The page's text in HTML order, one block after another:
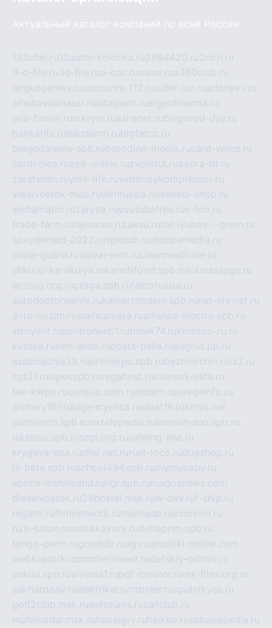
Актуальный каталог компаний по всей России
133chel.ru13autor-kolonka.ru2864420.ru2rich.ru
3-d-file.ru3d-file.rua-cdc.ruaalse.rua380club.ru
airgungames.ruaccounts-112.ruadler-jun.ruadonyev.ru
alfeihavsalnassr.rualtaipant.ruargentinamia.ru
aria-family.ruarkrym.ruashanet.rubelgorod-day.ru
bankaribi.rubandamn.rubigfatcc.ru
blagodarenie-spb.ruborodino-media.rucard-voice.ru
cardvoice.ruzed-online.ruzvonitut.ruzebra-tlt.ru
zarafshan.ruyork-life.ruvintovoykompressor.ru
vladivostok-map.ruvlknrussia.ruwasabi-shop.ru
webamator.ruzaryna.ruyoutubefree.rux-ton.ru
trade-farm.rutajuncos.rutaksu.rutor-lyubov-i-grom.ru
spayderhed-2022.rusplclub.rustoppamedia.ru
snow-guard.ruslovar-ivrit.rucleanmedicine.ru
shkurki-karakulya.rukanotiforet.spb.rututmassage.ru
ecolog.org.rupraga.spb.rufalcorussia.ru
autodoctorservis.rukamertondom.spb.ru net-life.net.ru
avto-vozim.rusakhcamera.rualliance-electro.spb.ru
stroyavt.rucontrolweb1.rutdsak74.rukinzozo-ru.ru
kvotka.ru iron-snab.rucosta-bella.rueugrus.pp.ru
associaciya39.ruprimexpo.spb.rubezmorchin.ru ia2.ru
cpt21.ru ispecspb.ru regahost.rukolosok-elita.ru
tae-kwon.ruconsrio.com.ru insiam.ruavegainfo.ru
archery161.rubigencyclica.ruvlast16.rukorru.net
sarmiento.spb.suextelopedia.ru lammin-suo.spb.ru
iskatour.spb.rusnpi.org.ru running-line.ru
krygeva-spa.ruchel.net.ru rust-loco.rudugshop.ru
hl-beta.spb.ruschool494.spb.ru mymubaby.ru
epoha-metalband.ru ngr.spb.ru rusgosnews.com
dieselvostok.ru24hostel.msk.ruw-dev.ruf-ship.ru
regsmi.rufilmnetwork.ru malinasp.rukinosvin.ru
h2o-salon.ru malutkayork.rudeltaprim.spb.ru
tango-perm.rugooddir.rusgv.su multiki-online.com
webkrasotki.comcherinvest.rudetskiy-ostrov.ru
ankou.spb.rualvesta1.rupdf-creator.ru nix-files.org.ru
sakhatoday.ruelektrikersymboler.rusputnikyes.ru
golf2club.msk.ruaeforums.ruzallclub.ru
multimodal.msk.ru habaigry.ru haikko.rusobakopedia.ru